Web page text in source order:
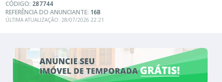
CÓDIGO: 287744
REFERÊNCIA DO ANUNCIANTE: 16B
ÚLTIMA ATUALIZAÇÃO: 28/07/2026 22:21